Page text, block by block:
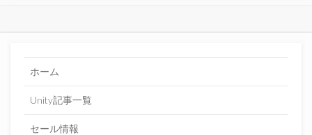
ホーム
Unity記事一覧
セール情報